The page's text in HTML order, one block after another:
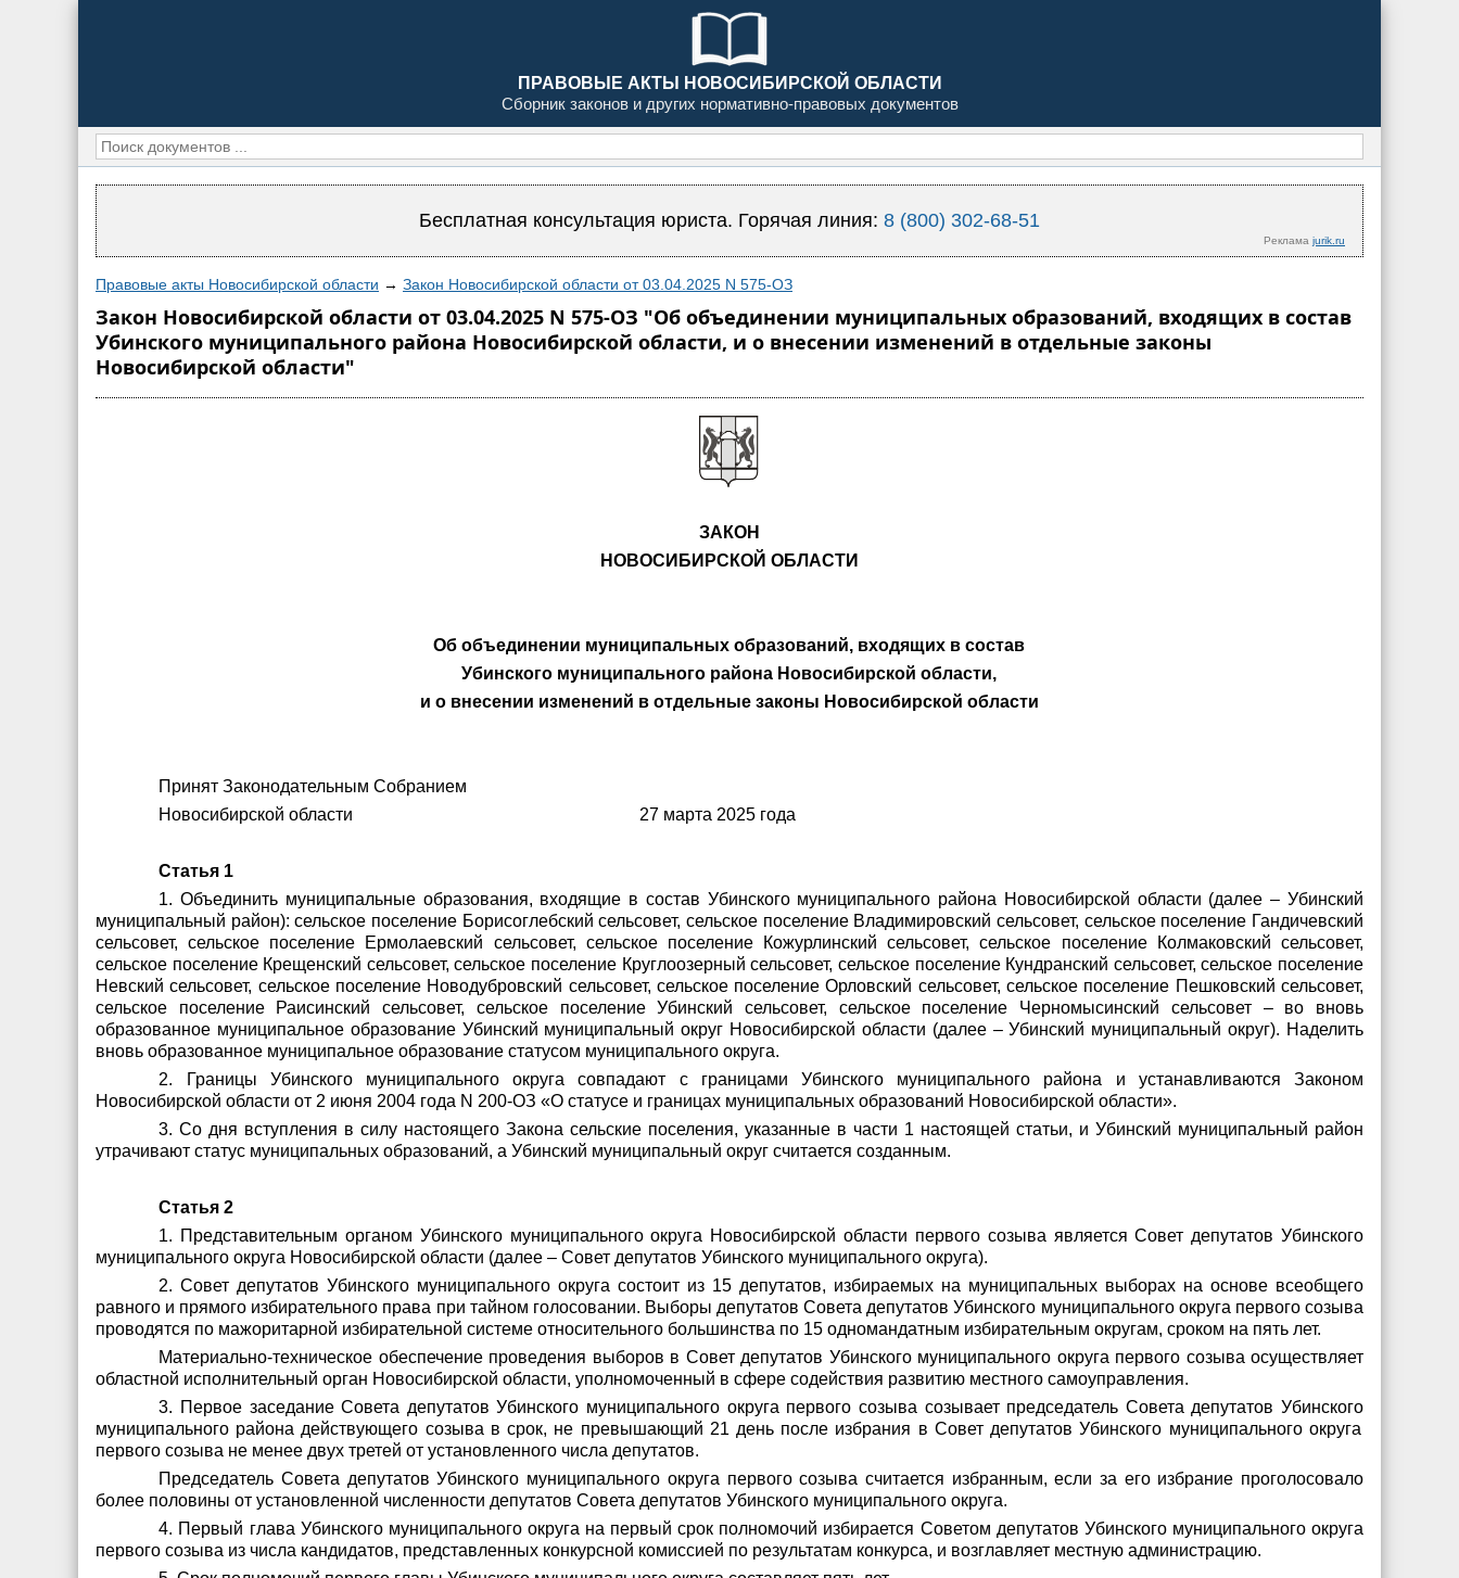
ПРАВОВЫЕ АКТЫ НОВОСИБИРСКОЙ ОБЛАСТИ
Сборник законов и других нормативно-правовых документов
Бесплатная консультация юриста. Горячая линия: 8 (800) 302-68-51
Реклама jurik.ru
Правовые акты Новосибирской области → Закон Новосибирской области от 03.04.2025 N 575-ОЗ
Закон Новосибирской области от 03.04.2025 N 575-ОЗ "Об объединении муниципальных образований, входящих в состав
Убинского муниципального района Новосибирской области, и о внесении изменений в отдельные законы
Новосибирской области"
ЗАКОН
НОВОСИБИРСКОЙ ОБЛАСТИ
Об объединении муниципальных образований, входящих в состав
Убинского муниципального района Новосибирской области,
и о внесении изменений в отдельные законы Новосибирской области
Принят Законодательным Собранием
Новосибирской области 27 марта 2025 года
Статья 1
1. Объединить муниципальные образования, входящие в состав Убинского муниципального района Новосибирской области (далее – Убинский
муниципальный район): сельское поселение Борисоглебский сельсовет, сельское поселение Владимировский сельсовет, сельское поселение Гандичевский
сельсовет, сельское поселение Ермолаевский сельсовет, сельское поселение Кожурлинский сельсовет, сельское поселение Колмаковский сельсовет,
сельское поселение Крещенский сельсовет, сельское поселение Круглоозерныйсельсовет, сельское поселение Кундранский сельсовет, сельское поселение
Невский сельсовет, сельское поселение Новодубровский сельсовет, сельское поселение Орловский сельсовет, сельское поселение Пешковский сельсовет,
сельское поселение Раисинский сельсовет, сельское поселение Убинский сельсовет, сельское поселение Черномысинский сельсовет – во вновь
образованное муниципальное образование Убинский муниципальный округ Новосибирской области (далее – Убинский муниципальный округ). Наделить
вновь образованное муниципальное образование статусом муниципального округа.
2. Границы Убинского муниципального округа совпадают с границами Убинского муниципального района и устанавливаются Законом
Новосибирской области от 2 июня 2004 года N 200-ОЗ «О статусе и границах муниципальных образований Новосибирской области».
3. Со дня вступления в силу настоящего Закона сельские поселения, указанные в части 1 настоящей статьи, и Убинский муниципальный район
утрачивают статус муниципальных образований, а Убинский муниципальный округ считается созданным.
Статья 2
1. Представительным органом Убинского муниципального округа Новосибирской области первого созыва является Совет депутатов Убинского
муниципального округа Новосибирской области (далее – Совет депутатов Убинского муниципального округа).
2. Совет депутатов Убинского муниципального округа состоит из 15 депутатов, избираемых на муниципальных выборах на основе всеобщего
равного и прямого избирательного права при тайном голосовании. Выборы депутатов Совета депутатов Убинского муниципального округа первого созыва
проводятся по мажоритарной избирательной системе относительного большинства по 15 одномандатным избирательным округам, сроком на пять лет.
Материально-техническое обеспечение проведения выборов в Совет депутатов Убинского муниципального округа первого созыва осуществляет
областной исполнительный орган Новосибирской области, уполномоченный в сфере содействия развитию местного самоуправления.
3. Первое заседание Совета депутатов Убинского муниципального округа первого созыва созывает председатель Совета депутатов Убинского
муниципального района действующего созыва в срок, не превышающий 21 день после избрания в Совет депутатов Убинского муниципального округа
первого созыва не менее двух третей от установленного числа депутатов.
Председатель Совета депутатов Убинского муниципального округа первого созыва считается избранным, если за его избрание проголосовало
более половины от установленной численности депутатов Совета депутатов Убинского муниципального округа.
4. Первый глава Убинскогомуниципального округа на первый срок полномочий избирается Советом депутатов Убинского муниципального округа
первого созыва из числа кандидатов, представленных конкурсной комиссией по результатам конкурса, и возглавляет местную администрацию.